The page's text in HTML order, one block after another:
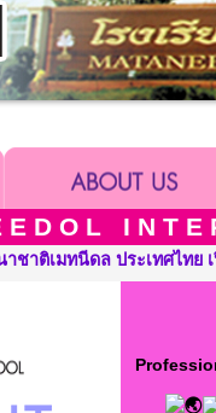
E D O L I N T
เนอร์สเซอรี่ อนุบาล ป